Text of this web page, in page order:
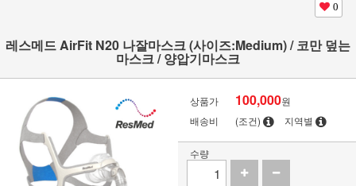
0
레스메드 AirFit N20 나잘마스크 (사이즈:Medium) / 코만 덮는
마스크 / 양압기마스크
상품가 100,000원
배송비
(조건) 지역별
수량